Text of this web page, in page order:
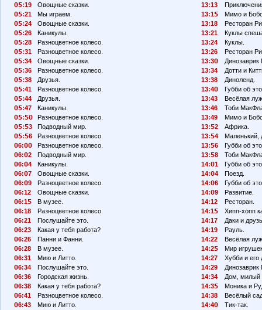
:19
Овощные сказки.
:21
Мы играем.
:24
Овощные сказки.
:26
Каникулы.
:28
Разноцветное колесо.
:31
Разноцветное колесо.
:34
Овощные сказки.
:36
Разноцветное колесо.
:38
Друзья.
:41
Разноцветное колесо.
:44
Друзья.
:47
Каникулы.
:
Разноцветное колесо.
:
3
Подводный мир.
:
6
Разноцветное колесо.
6:
Разноцветное колесо.
6:
2
Подводный мир.
6:
4
Каникулы.
6:
7
Овощные сказки.
6:
9
Разноцветное колесо.
6:12
Овощные сказки.
6:1
В музее.
6:18
Разноцветное колесо.
6:21
Послушайте это.
6:23
Какая у тебя работа?
6:26
Панни и Фанни.
6:28
В музее.
6:31
Мию и Литто.
6:34
Послушайте это.
6:36
Городская жизнь.
6:38
Какая у тебя работа?
6:41
Разноцветное колесо.
6:43
Мию и Литто.
13:13
13:1
Мимо и
13:18
Ресторан
13:21
Куклы
13:24
Куклы.
13:26
Ресторан
13:3
Динозаврик
13:34
Дотти и
13:38
Диноленд.
13:4
Губби об
13:43
Весёлая
13:46
Тоби
13:49
Мимо и
13:
2
Африка.
13:
4
Маленький,
13:
6
Губби об
13:
8
Тоби
14:
1
Губби об
14:
4
Поезд.
14:
6
Губби об
14:
9
Развитие.
14:12
Ресторан.
14:1
Хипп-хопп
14:17
Даки и
14:19
Рауль.
14:22
Весёлая
14:2
Мир
14:27
Хубби и его
14:29
Динозаврик
14:34
Дом, милый
14:3
Моника и
14:38
Весёлый
14:4
Тик-так.